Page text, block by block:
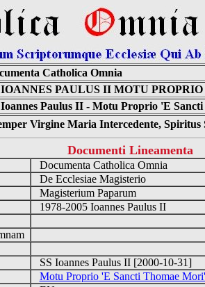
Catholica Omnia
IOANNES PAULUS II MOTU
Ioannes Paulus II - Motu Proprio 'E
Virgine Maria Intercedente,
Documenti Lineamenta
Documenta Catholica Omnia
De Ecclesiae Magisterio
Magisterium Paparum
1978-2005 Ioannes Paulus II
SS Ioannes Paulus II [2000-10-31]
Motu Proprio 'E Sancti Thomae Mori'